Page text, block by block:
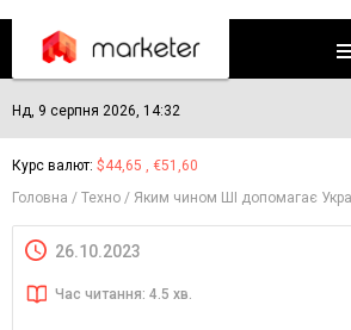
Нд, 9 серпня 2026, 14:32
Курс валют: $44,65 , €51,60
Головна
Техно Яким чином ШІ допомагає
26.10.2023
Час читання: 4.5 хв.